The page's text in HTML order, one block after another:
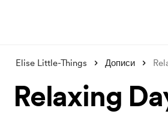
Elise Little-Things Дописи
Relaxing